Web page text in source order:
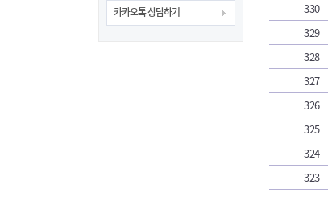
카카오톡 상담하기
330
329
328
327
326
325
324
323